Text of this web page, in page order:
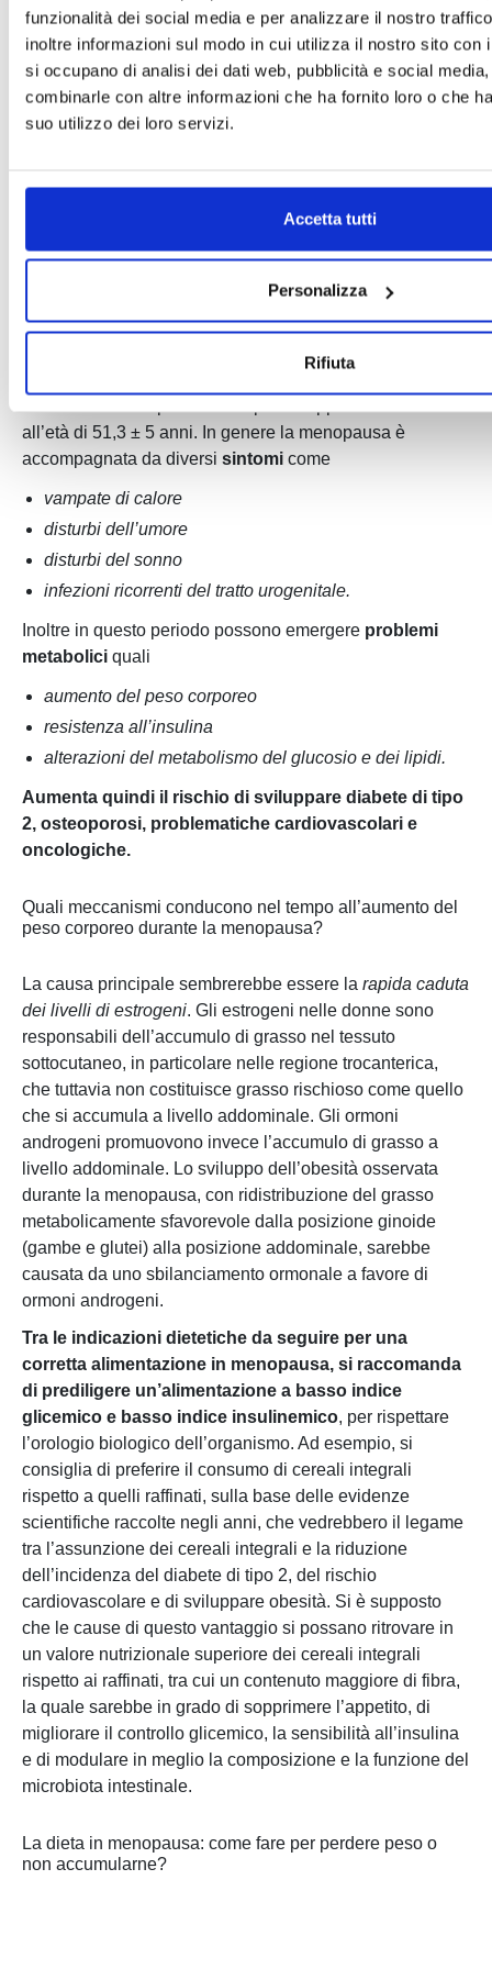
funzionalità dei social media e per analizzare il nostro
inoltre informazioni sul modo in cui utilizza il nostro sito con
si occupano di analisi dei dati web, pubblicità e social
combinarle con altre informazioni che ha fornito loro o che
suo utilizzo dei loro servizi.
Accetta tutti
Personalizza
Rifiuta
che stanno alla base di questo periodo delicato della vita
di ogni donna. Questo permette di gestire e contrastare gli
effetti, implementando unostile di vita sano che
abbraccia alimentazione, attività fisica e benessere
psico- fisico.
l’ultimo periodo mestruale come conseguenza
dell’impoverimento del pool di follicoli ovarici e il declino
della produzione di estrogeni; è preceduta da un periodo
all’età di 51,3 ± 5 anni. In genere la menopausa è
accompagnata da diversi sintomi come
vampate di calore
disturbi dell’umore
disturbi del sonno
infezioni ricorrenti del tratto urogenitale.
Inoltre in questo periodo possono emergere problemi
metabolici quali
aumento del peso corporeo
resistenza all’insulina
alterazioni del metabolismo del glucosio e dei lipidi.
Aumenta quindi il rischio di sviluppare diabete di tipo
2, osteoporosi, problematiche cardiovascolari e
oncologiche.
Quali meccanismi conducono nel tempo all’aumento del
peso corporeo durante la menopausa?
La causa principale sembrerebbe essere la rapida caduta
dei livelli di estrogeni. Gli estrogeni nelle donne sono
responsabili dell’accumulo di grasso nel tessuto
sottocutaneo, in particolare nelle regione trocanterica,
che tuttavia non costituisce grasso rischioso come quello
che si accumula a livello addominale. Gli ormoni
androgeni promuovono invece l’accumulo di grasso a
livello addominale. Lo sviluppo dell’obesità osservata
durante la menopausa, con ridistribuzione del grasso
metabolicamente sfavorevole dalla posizione ginoide
(gambe e glutei) alla posizione addominale, sarebbe
causata da uno sbilanciamento ormonale a favore di
ormoni androgeni.
Tra le indicazioni dietetiche da seguire per una
corretta alimentazione in menopausa, si raccomanda
di prediligere un’alimentazione a basso indice
glicemico e basso indice insulinemico, per rispettare
l’orologio biologico dell’organismo. Ad esempio, si
consiglia di preferire il consumo di cereali integrali
rispetto a quelli raffinati, sulla base delle evidenze
scientifiche raccolte negli anni, che vedrebbero il legame
tra l’assunzione dei cereali integrali e la riduzione
dell’incidenza del diabete di tipo 2, del rischio
cardiovascolare e di sviluppare obesità. Si è supposto
che le cause di questo vantaggio si possano ritrovare in
un valore nutrizionale superiore dei cereali integrali
rispetto ai raffinati, tra cui un contenuto maggiore di fibra,
la quale sarebbe in grado di sopprimere l’appetito, di
migliorare il controllo glicemico, la sensibilità all’insulina
e di modulare in meglio la composizione e la funzione del
microbiota intestinale.
La dieta in menopausa: come fare per perdere peso o
non accumularne?